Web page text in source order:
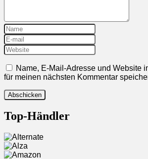
Name, E-Mail-Adresse und Website
für meinen nächsten Kommentar
Top-Händler